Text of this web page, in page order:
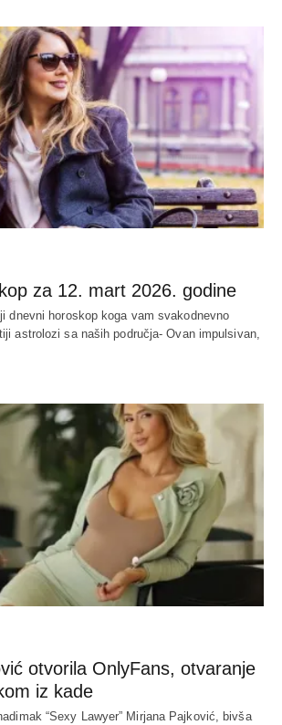
za 12. mart 2026. godine
dnevni horoskop koga vam svakodnevno
astrolozi sa naših područja- Ovan impulsivan,
otvorila OnlyFans, otvaranje
iz kade
“Sexy Lawyer” Mirjana Pajković, bivša